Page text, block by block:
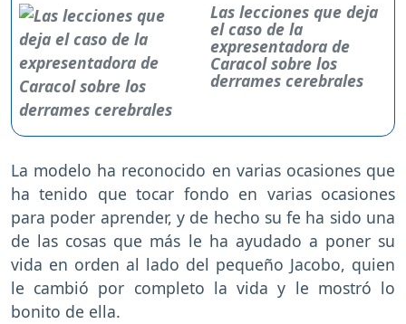
Las lecciones que deja
el caso de la
expresentadora de
Caracol sobre los
derrames cerebrales
La modelo ha reconocido en varias ocasiones que
ha tenido que tocar fondo en varias ocasiones
para poder aprender, y de hecho su fe ha sido una
de las cosas que más le ha ayudado a poner su
vida en orden al lado del pequeño Jacobo, quien
le cambió por completo la vida y le mostró lo
bonito de ella.